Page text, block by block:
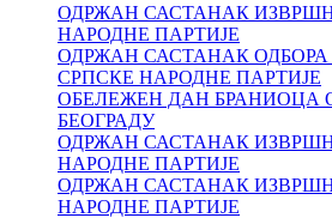
ОДРЖАН САСТАНАК
НАРОДНЕ ПАРТИЈЕ
ОДРЖАН САСТАНАК ОДБОРА
СРПСКЕ НАРОДНЕ ПАРТИЈЕ
ОБЕЛЕЖЕН ДАН БРАНИОЦА
БЕОГРАДУ
ОДРЖАН САСТАНАК
НАРОДНЕ ПАРТИЈЕ
ОДРЖАН САСТАНАК
НАРОДНЕ ПАРТИЈЕ